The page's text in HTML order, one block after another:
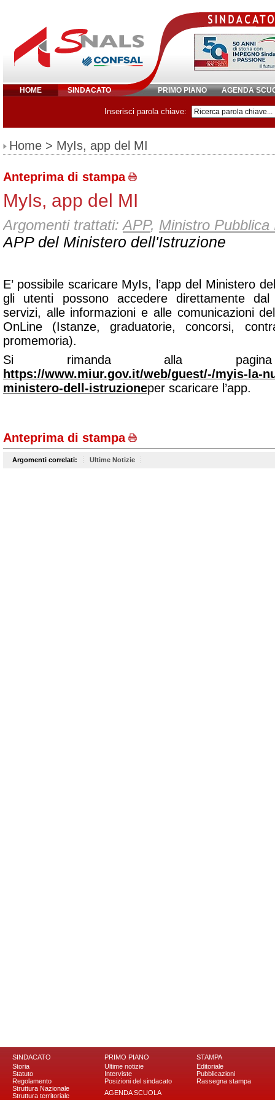
HOME SINDACATO PRIMO PIANO AGENDA
Inserisci parola chiave:
Home > MyIs, app del MI
Anteprima di stampa
MyIs, app del MI
Argomenti trattati:APP, Ministro Pubblica
APP del Ministero dell'Istruzione
E’ possibile scaricare MyIs, l’app del Ministero
gli utenti possono accedere direttamente
servizi, alle informazioni e alle comunicazioni
OnLine (Istanze, graduatorie, concorsi,
promemoria).
Si rimanda alla
https://www.miur.gov.it/web/guest/-/myis-la-
ministero-dell-istruzioneper scaricare l’app.
Anteprima di stampa
Argomenti correlati: Ultime Notizie
SINDACATO
Storia
Statuto
Regolamento
Struttura Nazionale
Struttura territoriale
PRIMO PIANO
Ultime notizie
Interviste
Posizioni del sindacato
AGENDA SCUOLA
STAMPA
Editoriale
Pubblicazioni
Rassegna stampa